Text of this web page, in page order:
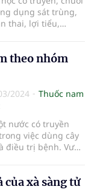
dụng sát trùng,
thai, lợi tiểu,…
theo nhóm
2024
Thuốc nam
nước có truyền
việc dùng cây
điều trị bệnh. Vườn
thường.
của xà sàng tử